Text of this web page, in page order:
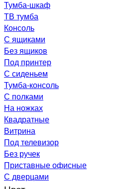
Тумба-шкаф
ТВ тумба
Консоль
С ящиками
Без ящиков
Под принтер
С сиденьем
Тумба-консоль
С полками
На ножках
Квадратные
Витрина
Под телевизор
Без ручек
Приставные офисные
С дверцами